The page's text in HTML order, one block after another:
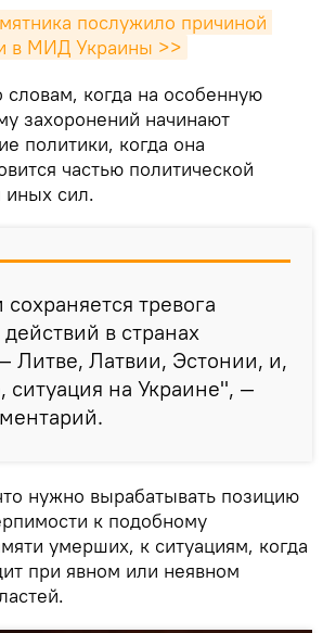
послужило причиной
в МИД Украины >>
когда на особенную
захоронений начинают
политики, когда она
частью политической
иных сил.
тревога
в странах
Литве, Латвии, Эстонии, и,
ситуация на Украине", —
нужно вырабатывать позицию
к подобному
умерших, к ситуациям, когда
при явном или неявном